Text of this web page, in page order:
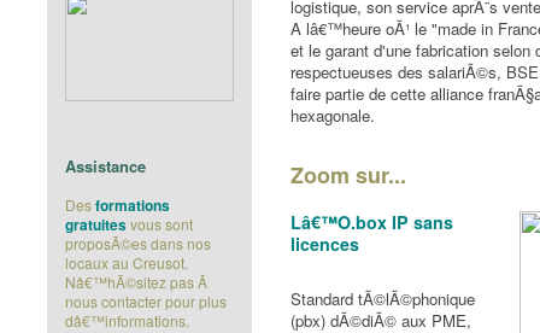
Assistance
Desformations
gratuitesvous sont
proposÃ©es dans nos
locaux au Creusot.
Nâ€™hÃ©sitez pas Ã
nous contacter pour plus
dâ€™informations.
logistique, son service aprÃ¨s
A lâ€™heure oÃ¹ le "made in
et le garant d'une fabrication selon
respectueuses des salariÃ©s,
faire partie de cette alliance
hexagonale.
Zoom sur...
Lâ€™O.box IP sans
licences
Standard tÃ©lÃ©phonique
(pbx) dÃ©diÃ© aux PME,